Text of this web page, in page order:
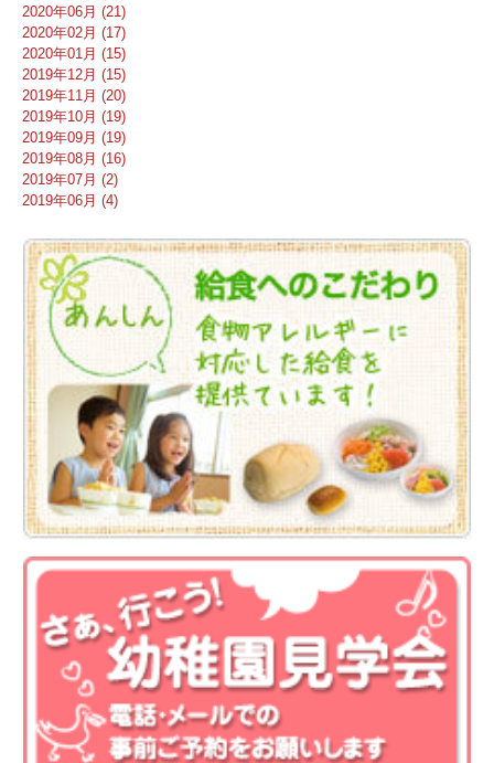
2020年06月 (21)
2020年02月 (17)
2020年01月 (15)
2019年12月 (15)
2019年11月 (20)
2019年10月 (19)
2019年09月 (19)
2019年08月 (16)
2019年07月 (2)
2019年06月 (4)